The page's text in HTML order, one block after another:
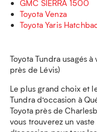
GMC SIERRA 1500
Toyota Venza
Toyota Yaris
Toyota Tundra usagés
près de Lévis)
Le plus grand choix et
Tundra d’occasion à
Toyota près de
vous trouverez un